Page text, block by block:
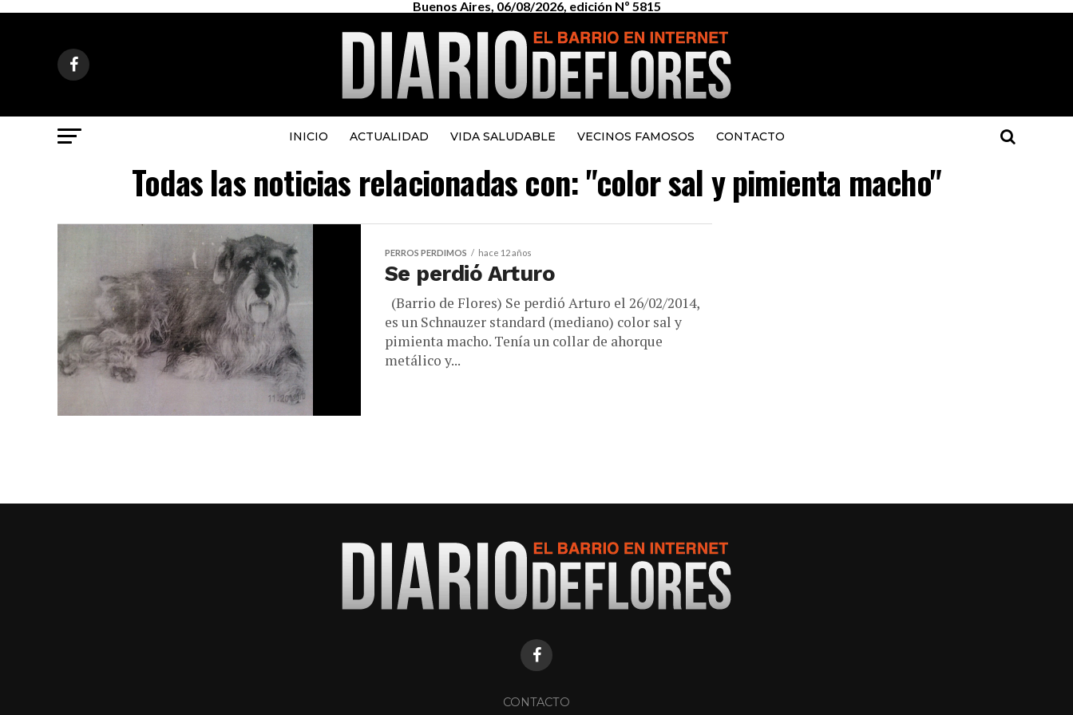
Buenos Aires, 06/08/2026, edición Nº 5815
INICIO ACTUALIDAD VIDA SALUDABLE VECINOS FAMOSOS CONTACTO
Todas las noticias relacionadas con: "color sal y pimienta macho"
PERROS PERDIMOS hace 12 años
Se perdió Arturo
(Barrio de Flores) Se perdió Arturo el 26/02/2014,
es un Schnauzer standard (mediano) color sal y
pimienta macho. Tenía un collar de ahorque
metálico y...
CONTACTO